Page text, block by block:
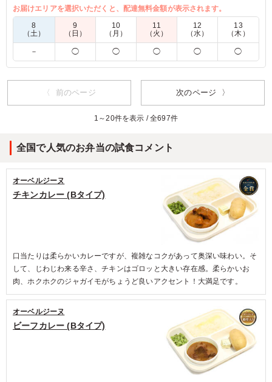
の味を仕出し弁当に。カレーと中華の融合が独自の世界観を演
出し、多くのメディアでも注目されています。大切な会議や社
内イベントに最適です。
4.0 株式会社TBSアクト
り、驚くほど柔らかくてジューシーでした。ただ辛いだけ
ではなく、玉ねぎの甘みや繊細なスパイスの奥深さが重な
って食べ飽きない美味しさです。トッピングの彩りも綺麗
ご利用シーン：－
お届けエリアを選択いただくと、配達無料金額が表示されます。
8
（土）
9
（日）
10
（月）
11
（火）
12
（水）
13
（木）
－ ◯ ◯ ◯ ◯ ◯
〈 前のページ 次のページ 〉
1～20件を表示 / 全697件
全国で人気のお弁当の試食コメント
チキンカレー (Bタイプ)
オーベルジーヌ
口当たりは柔らかいカレーですが、複雑なコクがあって奥深い味わい。そ
して、じわじわ来る辛さ、チキンはゴロッと大きい存在感。柔らかいお
肉、ホクホクのジャガイモがちょうど良いアクセント！大満足です。
ビーフカレー (Bタイプ)
オーベルジーヌ